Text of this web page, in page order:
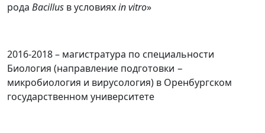
рода Bacillus в условияхinvitro»
2016-2018 – магистратура по специальности
Биология (направление подготовки −
микробиология и вирусология) в Оренбургском
государственном университете